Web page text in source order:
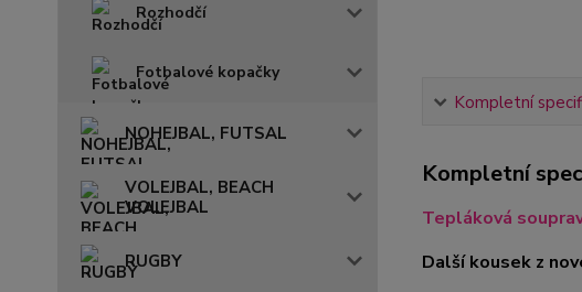
Rozhodčí
Fotbalové kopačky
NOHEJBAL, FUTSAL
VOLEJBAL, BEACH
VOLEJBAL
RUGBY
Kompletní
Kompletní
Tepláková
Další kousek z